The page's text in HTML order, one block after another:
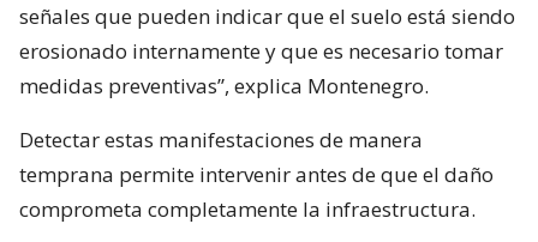
señales que pueden indicar que el suelo está siendo
erosionado internamente y que es necesario tomar
medidas preventivas”, explica Montenegro.
Detectar estas manifestaciones de manera
temprana permite intervenir antes de que el daño
comprometa completamente la infraestructura.